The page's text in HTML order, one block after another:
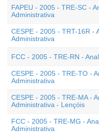
FAPEU - 2005 - TRE-SC -
Administrativa
CESPE - 2005 - TRT-16R -
Administrativa
FCC - 2005 - TRE-RN -
CESPE - 2005 - TRE-TO -
Administrativa
CESPE - 2005 - TRE-MA -
Administrativa - Lençóis
FCC - 2005 - TRE-MG -
Administrativa